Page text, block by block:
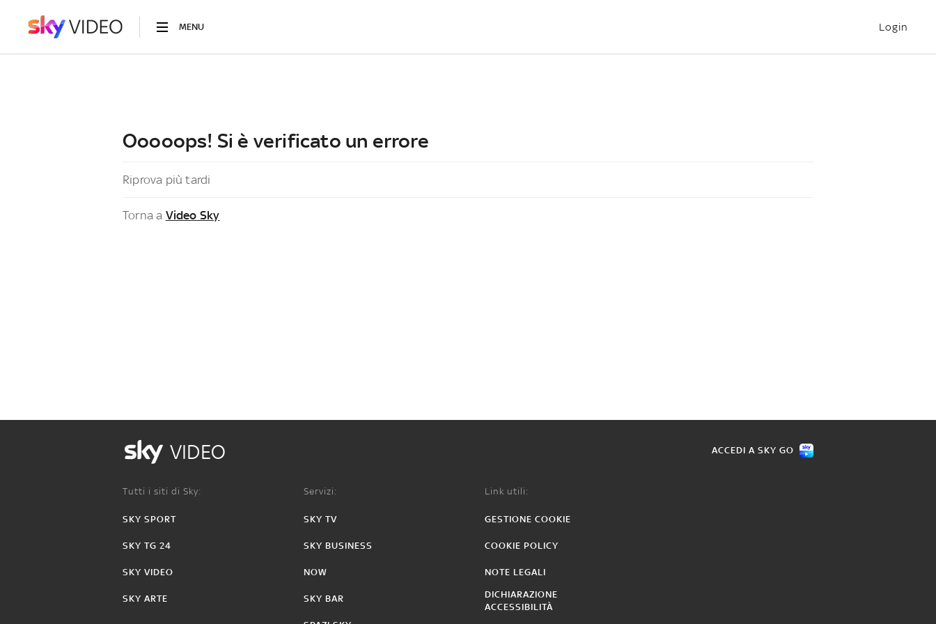
MENU Login
Ooooops! Si è verificato un errore
Riprova più tardi
Torna a Video Sky
VIDEO ACCEDI A SKY GO
Tutti i siti di Sky:
SKY SPORT
SKY TG 24
SKY VIDEO
SKY ARTE
Servizi:
SKY TV
SKY BUSINESS
NOW
SKY BAR
Link utili:
GESTIONE COOKIE
COOKIE POLICY
NOTE LEGALI
DICHIARAZIONE
ACCESSIBILITÀ